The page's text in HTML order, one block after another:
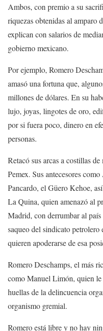
Ambos, con premio a su
riquezas obtenidas al amparo
explican con salarios de
gobierno mexicano.
Por ejemplo, Romero
amasó una fortuna que,
millones de dólares. En su
lujo, joyas, lingotes de oro,
por si fuera poco, dinero en
personas.
Retacó sus arcas a costillas
Pemex. Sus antecesores
Pancardo, el Güero Kehoe,
La Quina, quien amenazó al
Madrid, con derrumbar al
saqueo del sindicato
quieren apoderarse de esa
Romero Deschamps, el más
como Manuel Limón, quien le
huellas de la delincuencia
organismo gremial.
Romero está libre y no hay